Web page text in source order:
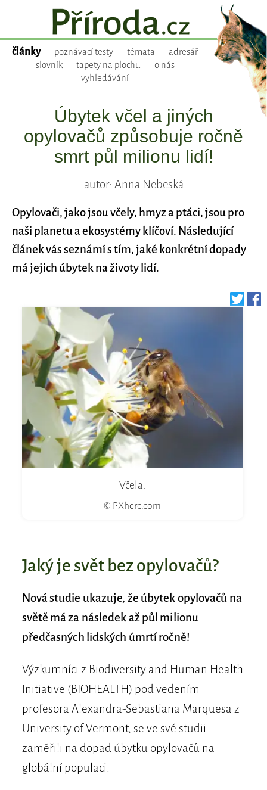
články poznávací testy témata
adresář
slovník
tapety na plochu
o nás
vyhledávání
Úbytek včel a jiných
opylovačů způsobuje ročně
smrt půl milionu lidí!
autor: Anna Nebeská
Opylovači, jako jsou včely, hmyz a ptáci, jsou pro
naši planetu a ekosystémy klíčoví. Následující
článek vás seznámí s tím, jaké konkrétní dopady
má jejich úbytek na životy lidí.
Včela.
© PXhere.com
Jaký je svět bez opylovačů?
Nová studie ukazuje, že úbytek opylovačů na
světě má za následek až půl milionu
předčasných lidských úmrtí ročně!
Výzkumníci z Biodiversity and Human Health
Initiative (BIOHEALTH) pod vedením
profesora Alexandra-Sebastiana Marquesa z
University of Vermont, se ve své studii
zaměřili na dopad úbytku opylovačů na
globální populaci.